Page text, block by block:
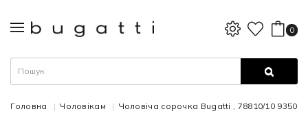
0
Головна Чоловікам Чоловіча сорочка Bugatti , 78810/10 9350